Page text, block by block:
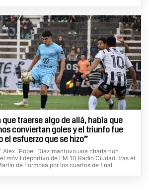
que traerse algo de allá, había que
conviertan goles y el triunfo fue
el esfuerzo que se hizo”
Alex “Pope” Díaz mantuvo una charla con
móvil deportivo de FM 10 Radio Ciudad, tras el
de Formosa por los cuartos de final.